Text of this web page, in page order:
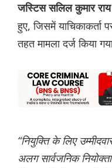
जस्टिस सलिल कुमार राय
हुए, जिसमें
तहत मामला दर्ज किया
“नियुक्ति के लिए
अलग सार्वजनिक